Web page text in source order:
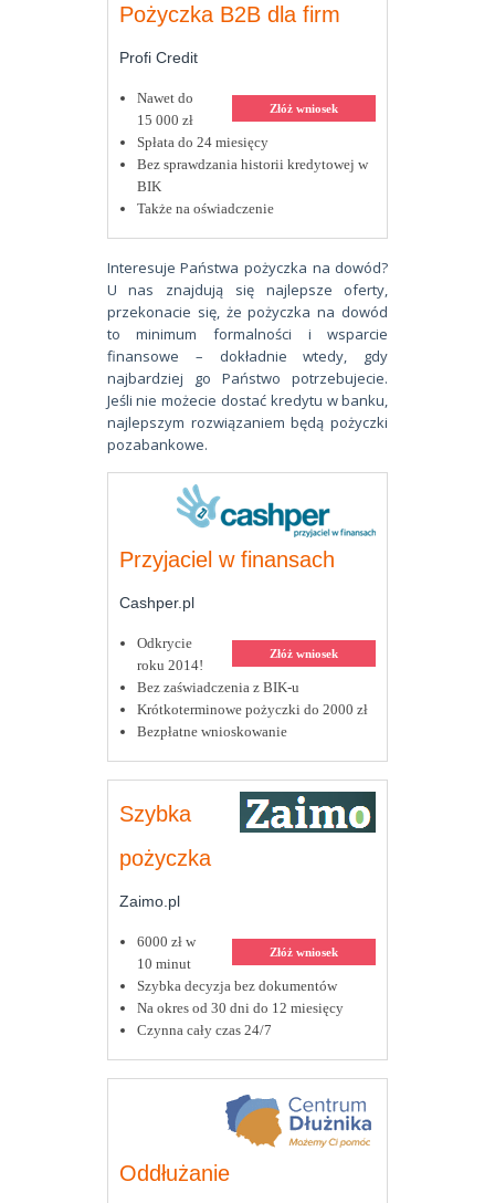
Pożyczka B2B dla firm
Profi Credit
Złóż wniosek
Nawet do
15 000 zł
Spłata do 24 miesięcy
Bez sprawdzania historii kredytowej w
BIK
Także na oświadczenie
Interesuje Państwa pożyczka na dowód?
U nas znajdują się najlepsze oferty,
przekonacie się, że pożyczka na dowód
to minimum formalności i wsparcie
finansowe – dokładnie wtedy, gdy
najbardziej go Państwo potrzebujecie.
Jeśli nie możecie dostać kredytu w banku,
najlepszym rozwiązaniem będą pożyczki
pozabankowe.
Przyjaciel w finansach
Cashper.pl
Złóż wniosek
Odkrycie
roku 2014!
Bez zaświadczenia z BIK-u
Krótkoterminowe pożyczki do 2000 zł
Bezpłatne wnioskowanie
Szybka
pożyczka
Zaimo.pl
Złóż wniosek
6000 zł w
10 minut
Szybka decyzja bez dokumentów
Na okres od 30 dni do 12 miesięcy
Czynna cały czas 24/7
Oddłużanie